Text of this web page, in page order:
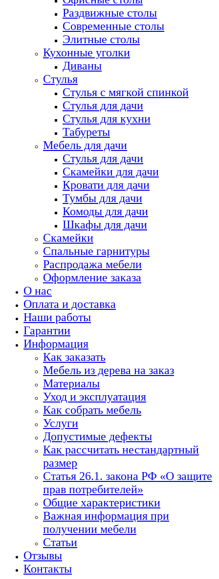
Раздвижные столы
Современные столы
Элитные столы
Кухонные уголки
Диваны
Стулья
Стулья с мягкой спинкой
Стулья для дачи
Стулья для кухни
Табуреты
Мебель для дачи
Стулья для дачи
Скамейки для дачи
Кровати для дачи
Тумбы для дачи
Комоды для дачи
Шкафы для дачи
Скамейки
Спальные гарнитуры
Распродажа мебели
Оформление заказа
О нас
Оплата и доставка
Наши работы
Гарантии
Информация
Как заказать
Мебель из дерева на заказ
Материалы
Уход и эксплуатация
Как собрать мебель
Услуги
Допустимые дефекты
Как рассчитать нестандартный
размер
Статья 26.1. закона РФ «О защите
прав потребителей»
Общие характеристики
Важная информация при
получении мебели
Статьи
Отзывы
Контакты